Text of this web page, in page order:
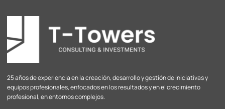
25 años de experiencia en la creación, desarrollo y gestión de iniciativas y
equipos profesionales, enfocados en los resultados y en el crecimiento
profesional, en entornos complejos.